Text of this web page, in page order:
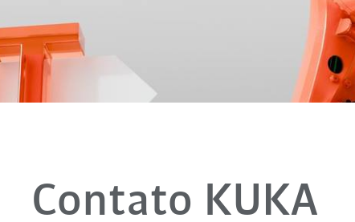
Contato KUKA